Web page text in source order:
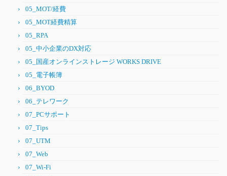
05_MOT/経費
05_MOT経費精算
05_RPA
05_中小企業のDX対応
05_国産オンラインストレージ WORKS DRIVE
05_電子帳簿
06_BYOD
06_テレワーク
07_PCサポート
07_Tips
07_UTM
07_Web
07_Wi-Fi